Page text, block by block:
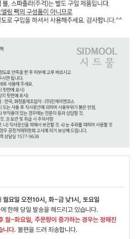
월요일 오전10시, 화~금 낮1시, 토요일
한해 당일 발송을 해드리고 있습니다.
월~화요일, 주문량이 증가하는 경우는 정해진
니다. 불편을 드려 죄송합니다.